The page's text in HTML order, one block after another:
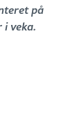
på
veka.